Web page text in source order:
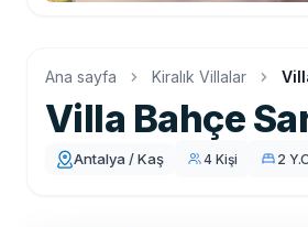
Ana sayfa Kiralık Villalar
Villa Bahçe
Antalya / Kaş 4 Kişi 2